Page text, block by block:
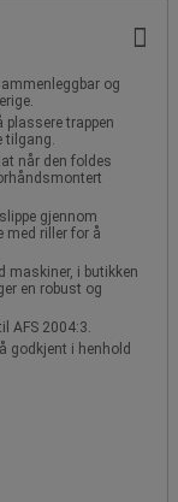
og
plassere trappen
tilgang.
når den foldes
gjennom
med riller for å
maskiner, i butikken
en robust og
AFS 2004:3.
godkjent i henhold